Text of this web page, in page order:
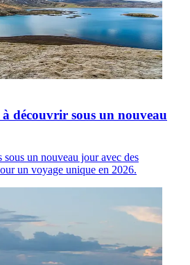
découvrir sous un nouveau
un nouveau jour avec des
un voyage unique en 2026.